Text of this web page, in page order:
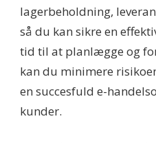
lagerbeholdning,
så du kan sikre en
tid til at planlægge og
kan du minimere
en succesfuld e-
kunder.